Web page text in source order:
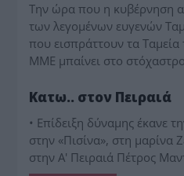
Την ώρα που η κυβέρνηση
των λεγομένων ευγενών
που εισπράττουν τα
ΜΜΕ μπαίνει στο
Κατω.. στον Πειραιά
• Επίδειξη δύναμης έκανε
στην «Πισίνα», στη μαρίνα
στην Α' Πειραιά Πέτρος